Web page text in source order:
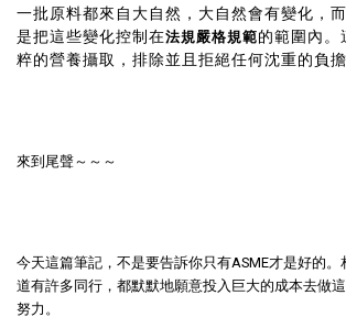
一批原料都來自大自然，大自然會有變化，
是把這些變化控制在法規嚴格規範的範圍內。
粹的營養攝取，排除並且拒絕任何沈重的負擔
來到尾聲～～～
今天這篇筆記，不是要告訴你只有ASME才是好的。
道有許多同行，都默默地願意投入巨大的成本去做
努力。